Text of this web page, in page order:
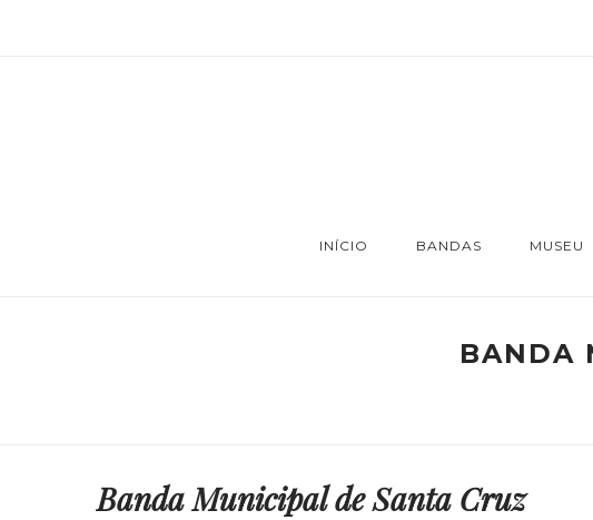
INÍCIO BANDAS MUSEU
BANDA
Banda Municipal de Santa Cruz